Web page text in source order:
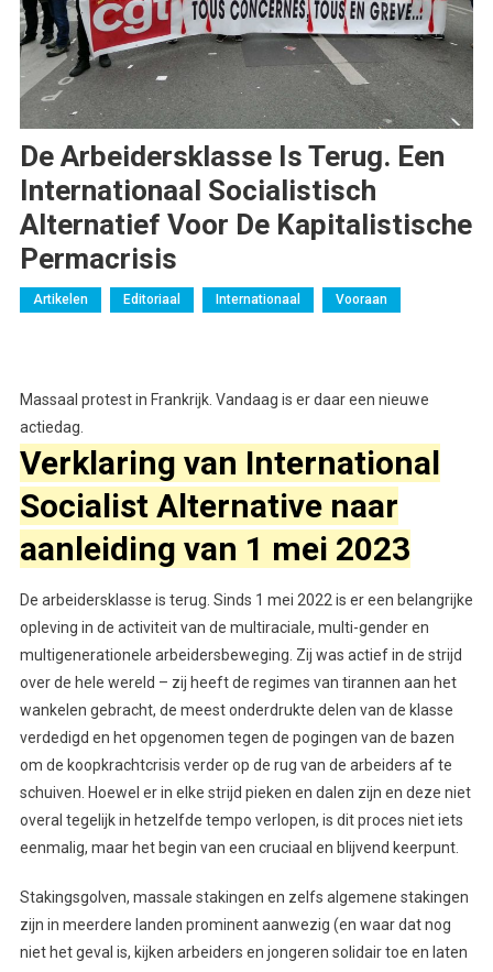
De Arbeidersklasse Is Terug. Een
Internationaal Socialistisch
Alternatief Voor De Kapitalistische
Permacrisis
Artikelen Editoriaal Internationaal Vooraan
Massaal protest in Frankrijk. Vandaag is er daar een nieuwe
actiedag.
Verklaring van International
Socialist Alternative naar
aanleiding van 1 mei 2023
De arbeidersklasse is terug. Sinds 1 mei 2022 is er een belangrijke
opleving in de activiteit van de multiraciale, multi-gender en
multigenerationele arbeidersbeweging. Zij was actief in de strijd
over de hele wereld – zij heeft de regimes van tirannen aan het
wankelen gebracht, de meest onderdrukte delen van de klasse
verdedigd en het opgenomen tegen de pogingen van de bazen
om de koopkrachtcrisis verder op de rug van de arbeiders af te
schuiven. Hoewel er in elke strijd pieken en dalen zijn en deze niet
overal tegelijk in hetzelfde tempo verlopen, is dit proces niet iets
eenmalig, maar het begin van een cruciaal en blijvend keerpunt.
Stakingsgolven, massale stakingen en zelfs algemene stakingen
zijn in meerdere landen prominent aanwezig (en waar dat nog
niet het geval is, kijken arbeiders en jongeren solidair toe en laten